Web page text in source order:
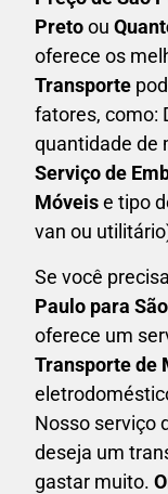
Pretoou
oferece os
Transporte
fatores, como:
quantidade de
Serviço de
Móveise tipo
van ou
Se você
Paulo para
oferece um
Transporte de
Nosso serviço
deseja um
gastar muito.